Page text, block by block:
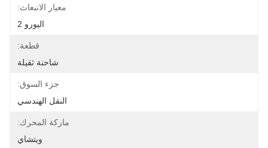
معيار الانبعاث:
اليورو 2
قطعة:
شاحنة ثقيلة
جزء السوق:
النقل الهندسي
ماركة المحرك:
ويتشاي